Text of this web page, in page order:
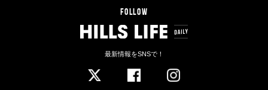
FEEL SPRING IN
TORANOMON HILLS
花と空とグリーンと。虎ノ門ヒルズのイベントで春を感じ